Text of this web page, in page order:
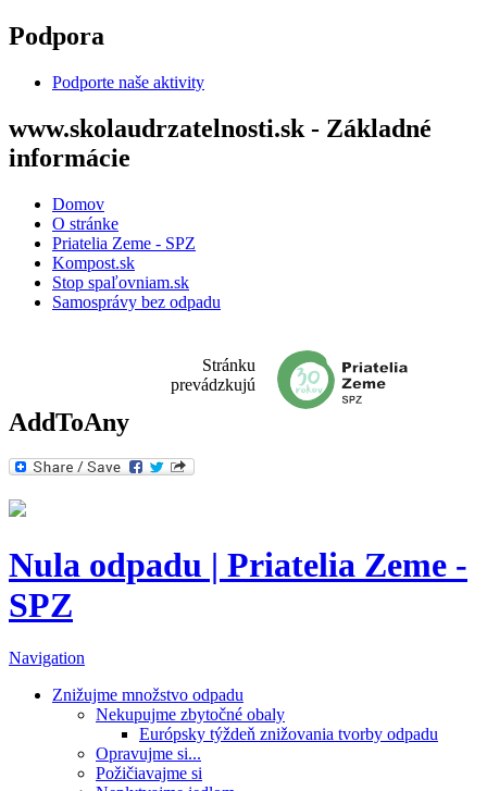
Skočiť na hlavný obsah
Podpora
Podporte naše aktivity
www.skolaudrzatelnosti.sk - Základné
informácie
Domov
O stránke
Priatelia Zeme - SPZ
Kompost.sk
Stop spaľovniam.sk
Samosprávy bez odpadu
Stránku
prevádzkujú
AddToAny
Nula odpadu | Priatelia Zeme -
SPZ
Navigation
Znižujme množstvo odpadu
Nekupujme zbytočné obaly
Európsky týždeň znižovania tvorby odpadu
Opravujme si...
Požičiavajme si